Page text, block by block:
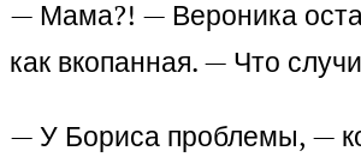
— Мама?! — Вероника
как вкопанная. — Что
— У Бориса проблемы, —